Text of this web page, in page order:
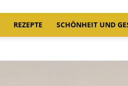
REZEPTE SCHÖNHEIT UND